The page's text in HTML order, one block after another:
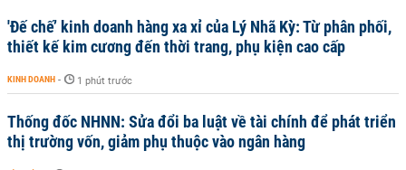
'Đế chế’ kinh doanh hàng xa xỉ của Lý Nhã Kỳ: Từ phân phối,
thiết kế kim cương đến thời trang, phụ kiện cao cấp
KINH DOANH - 1 phút trước
Thống đốc NHNN: Sửa đổi ba luật về tài chính để phát triển
thị trường vốn, giảm phụ thuộc vào ngân hàng